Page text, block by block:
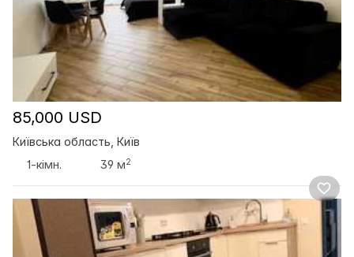
85,000 USD
Київська область, Київ
1-кімн.
39 м2